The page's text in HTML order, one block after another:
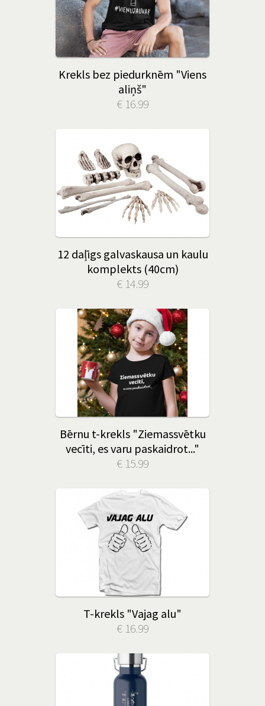
Krekls bez piedurknēm "Viens
aliņš"
€ 16.99
12 daļīgs galvaskausa un kaulu
komplekts (40cm)
€ 14.99
Bērnu t-krekls "Ziemassvētku
vecīti, es varu paskaidrot..."
€ 15.99
T-krekls "Vajag alu"
€ 16.99